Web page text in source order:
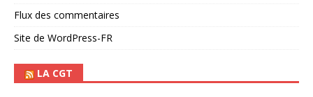
Flux des commentaires
Site de WordPress-FR
LA CGT